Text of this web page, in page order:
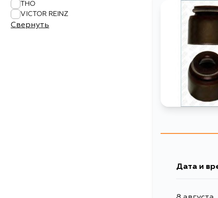
THO
VICTOR REINZ
Свернуть
Дата и